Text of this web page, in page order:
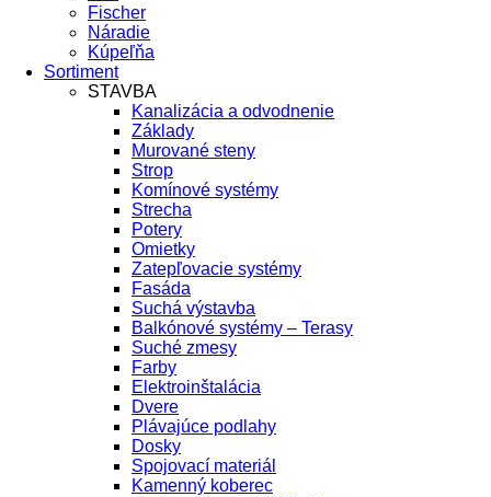
Fischer
Náradie
Kúpeľňa
Sortiment
STAVBA
Kanalizácia a odvodnenie
Základy
Murované steny
Strop
Komínové systémy
Strecha
Potery
Omietky
Zatepľovacie systémy
Fasáda
Suchá výstavba
Balkónové systémy – Terasy
Suché zmesy
Farby
Elektroinštalácia
Dvere
Plávajúce podlahy
Dosky
Spojovací materiál
Kamenný koberec